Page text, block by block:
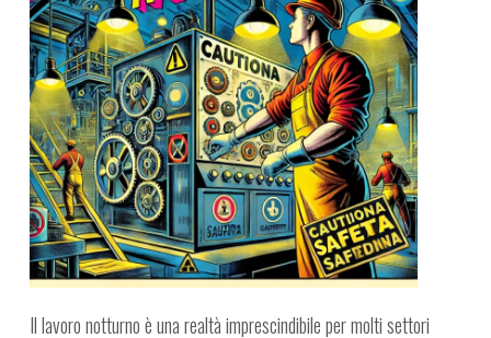
Il lavoro notturno è una realtà imprescindibile per molti settori